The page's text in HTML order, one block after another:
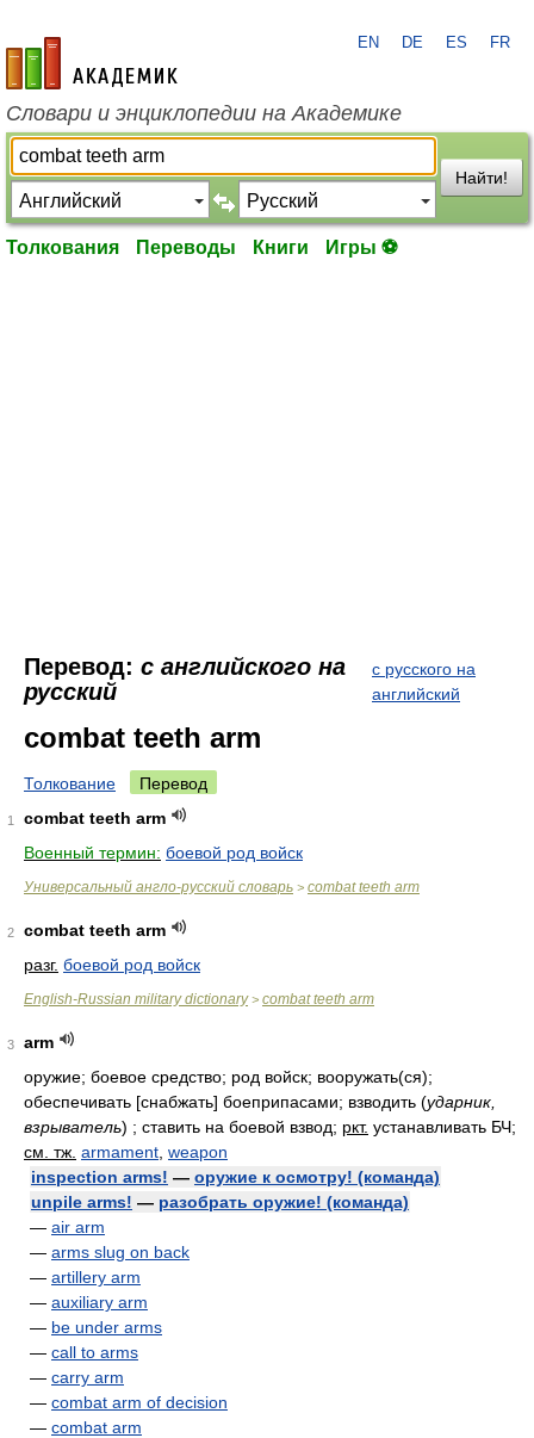
academic.ru
EN DE ES FR
Словари и энциклопедии на Академике
Найти!
Толкования Переводы Книги Игры ⚽
Перевод: с английского на
русский
с русского на
английский
combat teeth arm
Толкование Перевод
1
combat teeth arm
Военный термин: боевой род войск
Универсальный англо-русский словарь > combat teeth arm
2
combat teeth arm
разг. боевой род войск
English-Russian military dictionary> combat teeth arm
3
arm
оружие; боевое средство; род войск; вооружать(ся);
обеспечивать [снабжать] боеприпасами; взводить (ударник,
взрыватель) ; ставить на боевой взвод; ркт. устанавливать БЧ;
см. тж. armament weapon
inspection arms! — оружие к осмотру! (команда)
unpile arms! — разобрать оружие! (команда)
— air arm
— arms slug on back
— artillery arm
— auxiliary arm
— be under arms
— call to arms
— carry arm
— combat arm of decision
— combat arm